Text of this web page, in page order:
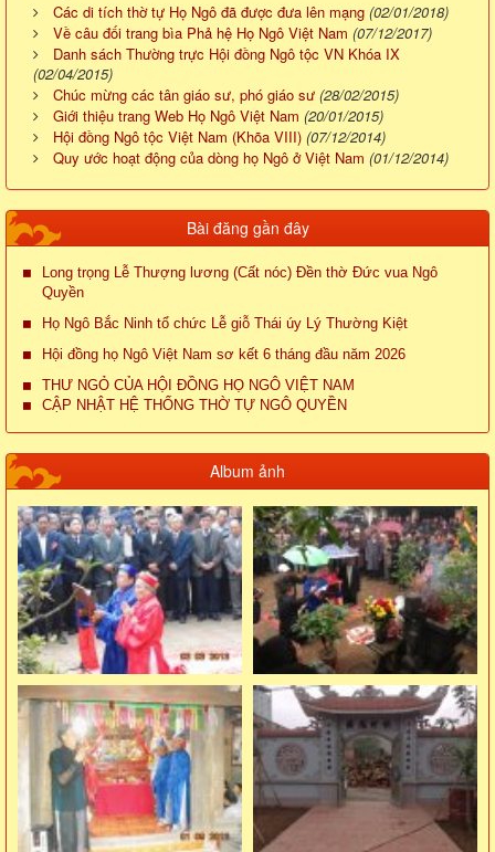
Các di tích thờ tự Họ Ngô đã được đưa lên mạng (02/01/2018)
Về câu đối trang bìa Phả hệ Họ Ngô Việt Nam (07/12/2017)
Danh sách Thường trực Hội đồng Ngô tộc VN Khóa IX
(02/04/2015)
Chúc mừng các tân giáo sư, phó giáo sư (28/02/2015)
Giới thiệu trang Web Họ Ngô Việt Nam (20/01/2015)
Hội đồng Ngô tộc Việt Nam (Khõa VIII) (07/12/2014)
Quy ước hoạt động của dòng họ Ngô ở Việt Nam (01/12/2014)
Bài đăng gần đây
Long trọng Lễ Thượng lương (Cất nóc) Đền thờ Đức vua Ngô
Quyền
Họ Ngô Bắc Ninh tổ chức Lễ giỗ Thái úy Lý Thường Kiệt
Hội đồng họ Ngô Việt Nam sơ kết 6 tháng đầu năm 2026
THƯ NGỎ CỦA HỘI ĐỒNG HỌ NGÔ VIỆT NAM
CẬP NHẬT HỆ THỐNG THỜ TỰ NGÔ QUYỀN
Album ảnh